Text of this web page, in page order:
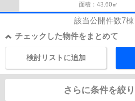
面積：43.60㎡
該当公開件数7
チェックした物件をまとめて
検討リストに追加
さらに条件を絞